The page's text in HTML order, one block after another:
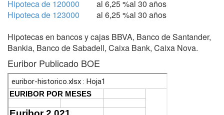
Hipoteca de 120000
al 6,25 %al 30 años
Hipoteca de 123000
al 6,25 %al 30 años
Hipotecas en bancos y cajas BBVA, Banco de Santander,
Bankia, Banco de Sabadell, Caixa Bank, Caixa Nova.
Euribor Publicado BOE